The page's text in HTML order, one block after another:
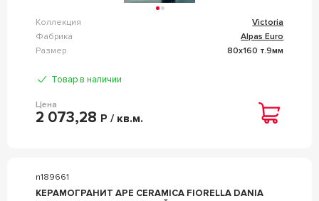
Коллекция
Victoria
Фабрика
Alpas Euro
Размер
80x160 т.9мм
Товар в наличии
Цена
2 073,28 Р / кв.м.
n189661
КЕРАМОГРАНИТ APE CERAMICA FIORELLA DANIA